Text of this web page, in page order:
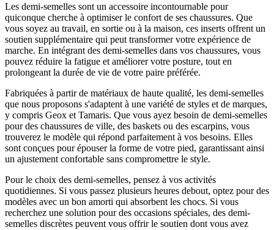
Les demi-semelles sont un accessoire incontournable pour
quiconque cherche à optimiser le confort de ses chaussures. Que
vous soyez au travail, en sortie ou à la maison, ces inserts offrent un
soutien supplémentaire qui peut transformer votre expérience de
marche. En intégrant des demi-semelles dans vos chaussures, vous
pouvez réduire la fatigue et améliorer votre posture, tout en
prolongeant la durée de vie de votre paire préférée.
Fabriquées à partir de matériaux de haute qualité, les demi-semelles
que nous proposons s'adaptent à une variété de styles et de marques,
y compris Geox et Tamaris. Que vous ayez besoin de demi-semelles
pour des chaussures de ville, des baskets ou des escarpins, vous
trouverez le modèle qui répond parfaitement à vos besoins. Elles
sont conçues pour épouser la forme de votre pied, garantissant ainsi
un ajustement confortable sans compromettre le style.
Pour le choix des demi-semelles, pensez à vos activités
quotidiennes. Si vous passez plusieurs heures debout, optez pour des
modèles avec un bon amorti qui absorbent les chocs. Si vous
recherchez une solution pour des occasions spéciales, des demi-
semelles discrètes peuvent vous offrir le soutien dont vous avez